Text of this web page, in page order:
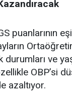
puanlarının
durumları ve
OBP’si
azaltıyor.